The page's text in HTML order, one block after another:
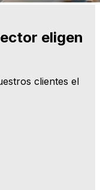
eligen
clientes el